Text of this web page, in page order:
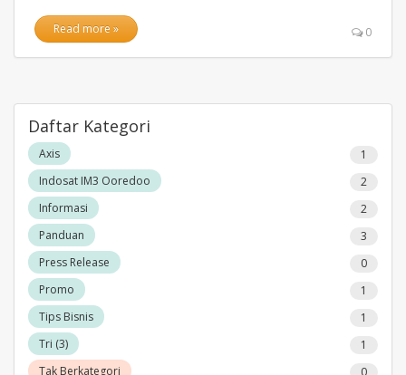
Read more » 0
Daftar Kategori
Axis
1
Indosat IM3 Ooredoo
2
Informasi
2
Panduan
3
Press Release
0
Promo
1
Tips Bisnis
1
Tri (3)
1
Tak Berkategori
0